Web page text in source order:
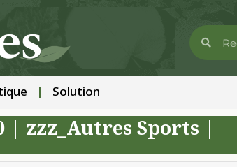
Solution
zzz_Autres Sports